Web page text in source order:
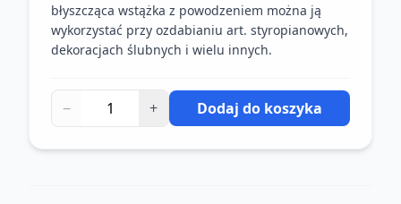
błyszcząca wstążka z powodzeniem można ją
wykorzystać przy ozdabianiu art. styropianowych,
dekoracjach ślubnych i wielu innych.
− + Dodaj do koszyka